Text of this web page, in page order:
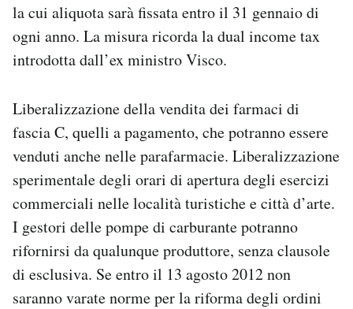
la cui aliquota sarà fissata entro il 31 gennaio di
ogni anno. La misura ricorda la dual income tax
introdotta dall’ex ministro Visco.
Liberalizzazione della vendita dei farmaci di
fascia C, quelli a pagamento, che potranno essere
venduti anche nelle parafarmacie. Liberalizzazione
sperimentale degli orari di apertura degli esercizi
commerciali nelle località turistiche e città d’arte.
I gestori delle pompe di carburante potranno
rifornirsi da qualunque produttore, senza clausole
di esclusiva. Se entro il 13 agosto 2012 non
saranno varate norme per la riforma degli ordini